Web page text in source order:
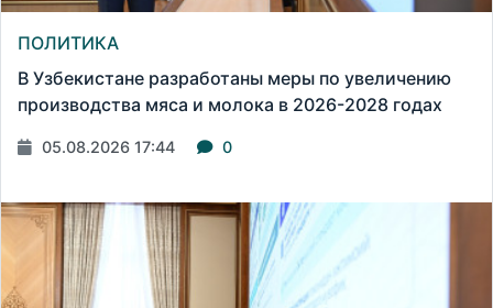
ПОЛИТИКА
В Узбекистане разработаны меры по увеличению
производства мяса и молока в 2026-2028 годах
05.08.2026 17:44 0